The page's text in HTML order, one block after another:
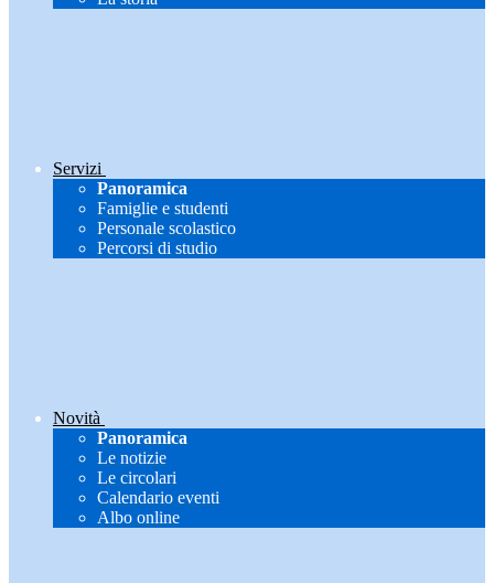
Servizi
Panoramica
Famiglie e studenti
Personale scolastico
Percorsi di studio
Novità
Panoramica
Le notizie
Le circolari
Calendario eventi
Albo online